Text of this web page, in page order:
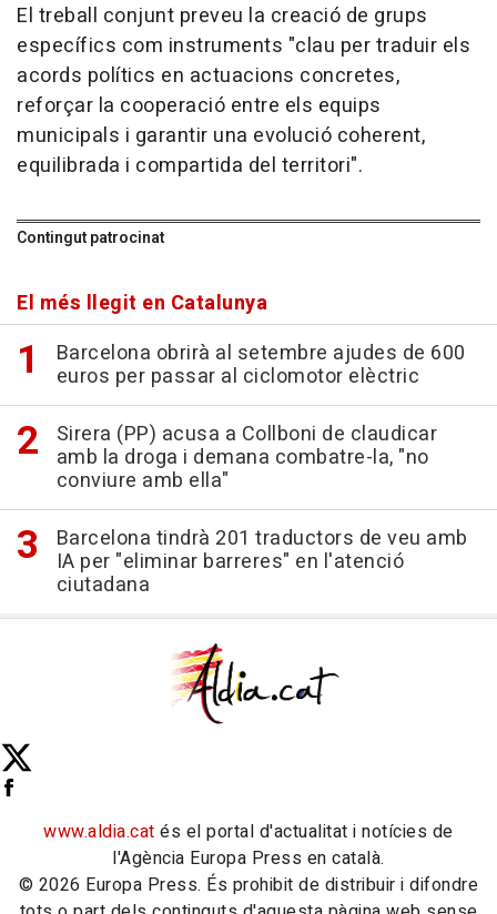
El treball conjunt preveu la creació de grups
específics com instruments "clau per traduir els
acords polítics en actuacions concretes,
reforçar la cooperació entre els equips
municipals i garantir una evolució coherent,
equilibrada i compartida del territori".
Contingut patrocinat
El més llegit en Catalunya
Barcelona obrirà al setembre ajudes de 600
euros per passar al ciclomotor elèctric
Sirera (PP) acusa a Collboni de claudicar
amb la droga i demana combatre-la, "no
conviure amb ella"
Barcelona tindrà 201 traductors de veu amb
IA per "eliminar barreres" en l'atenció
ciutadana
www.aldia.cat és el portal d'actualitat i notícies de
l'Agència Europa Press en català.
© 2026 Europa Press. És prohibit de distribuir i difondre